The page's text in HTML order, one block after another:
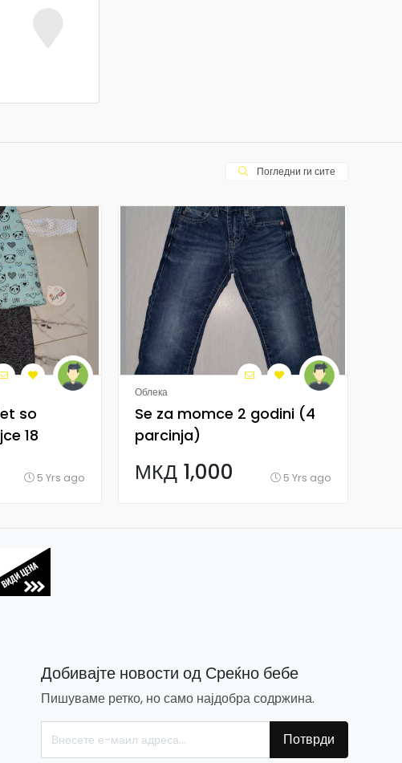
Погледни ги сите
so
18
5 Yrs ago
Облека
Se za momce 2 godini (4
parcinja)
МКД 1,000 5 Yrs ago
Добивајте новости од Среќно бебе
Пишуваме ретко, но само најдобра содржина.
Потврди